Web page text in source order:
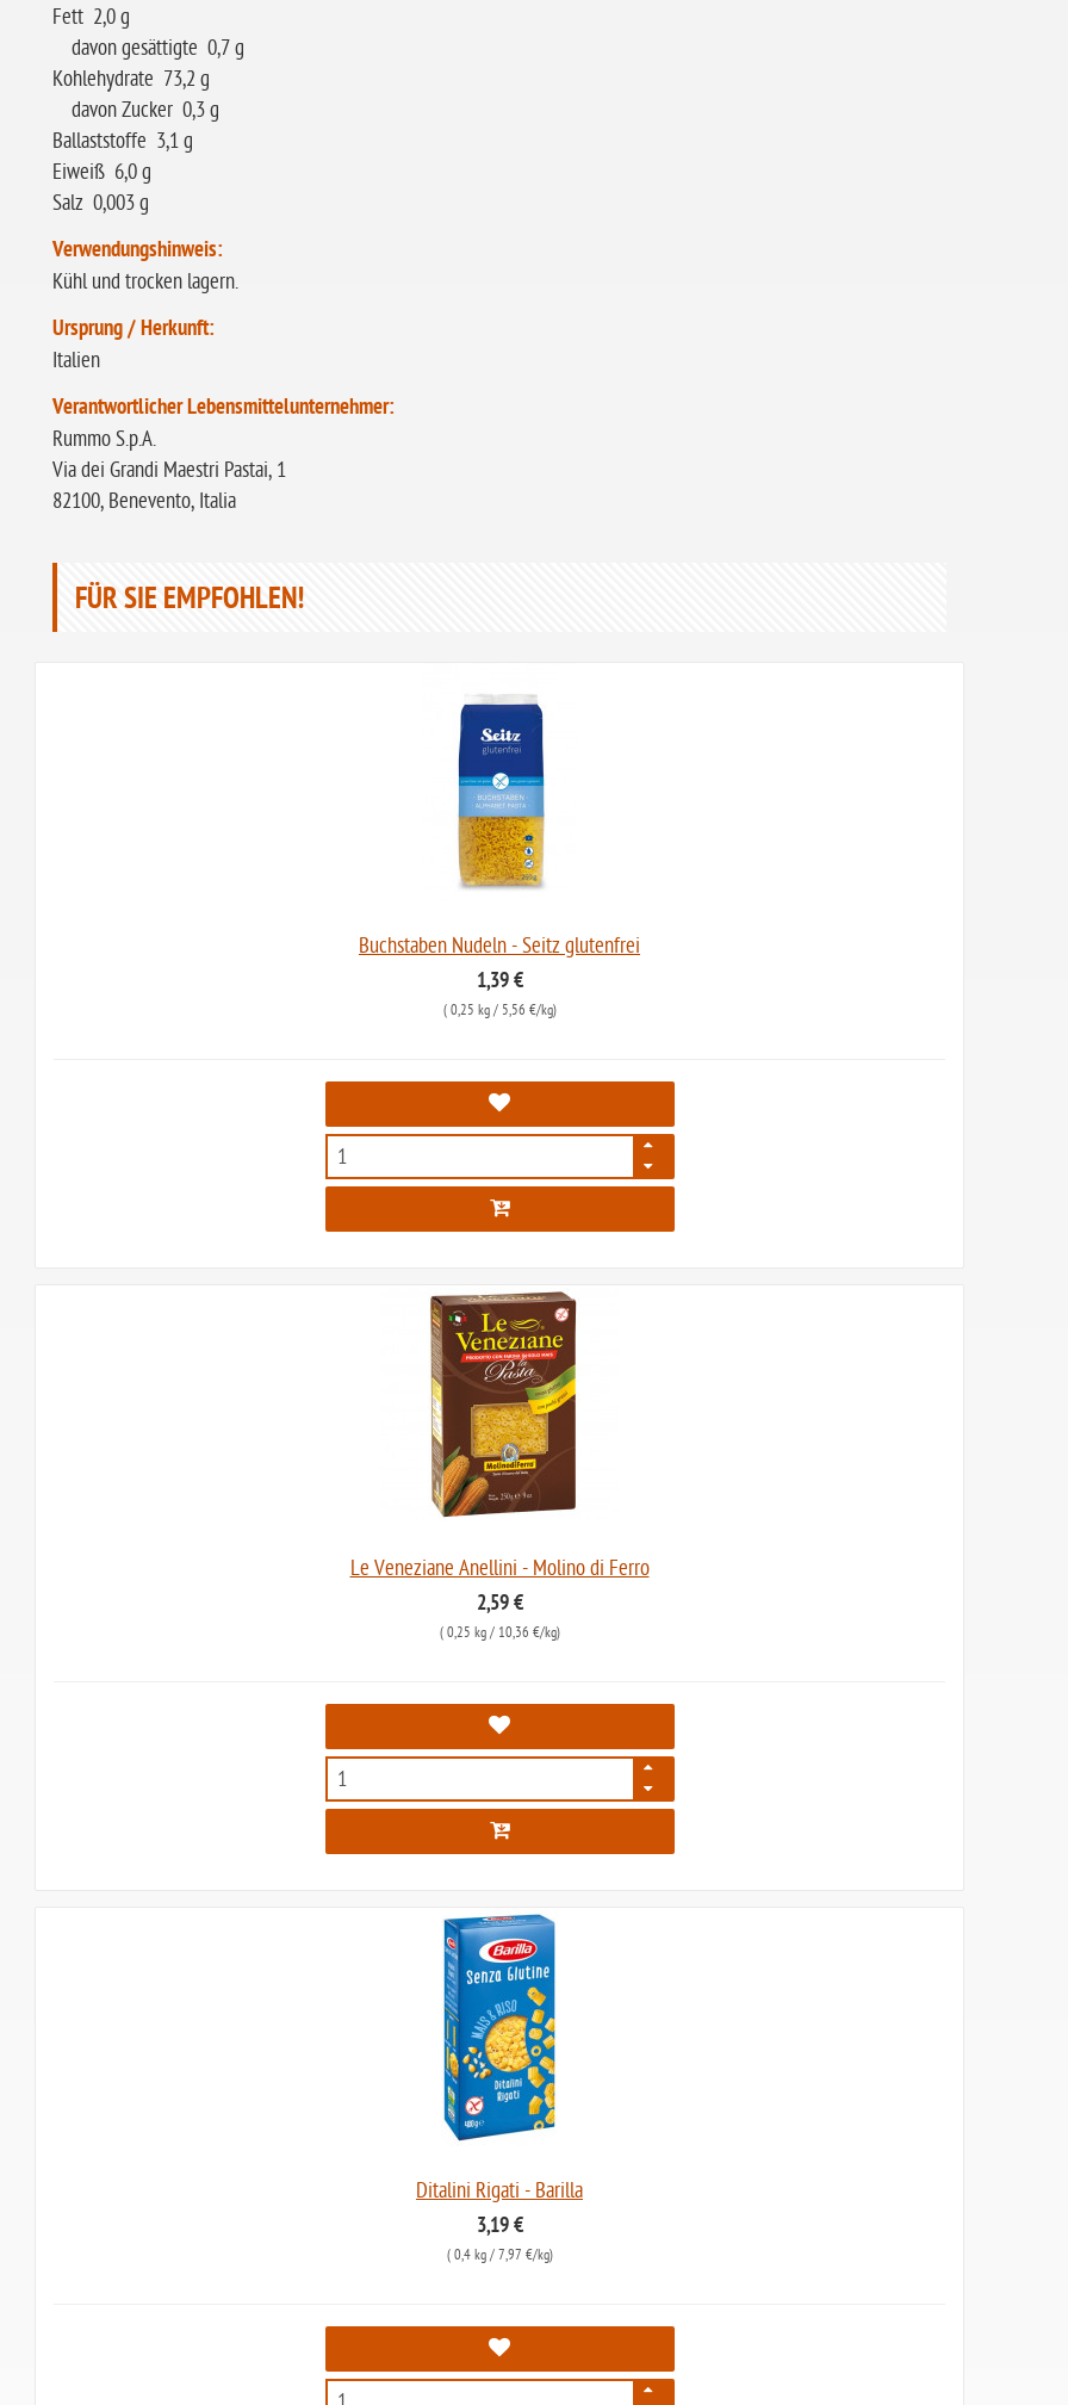
Fett 2,0 g
davon gesättigte 0,7 g
Kohlehydrate 73,2 g
davon Zucker 0,3 g
Ballaststoffe 3,1 g
Eiweiß 6,0 g
Salz 0,003 g
Verwendungshinweis:
Kühl und trocken lagern.
Ursprung / Herkunft:
Italien
Verantwortlicher Lebensmittelunternehmer:
Rummo S.p.A.
Via dei Grandi Maestri Pastai, 1
82100, Benevento, Italia
FÜR SIE EMPFOHLEN!
Buchstaben Nudeln - Seitz glutenfrei
1,39 €
( 0,25 kg/ 5,56 €/kg)
624
Le Veneziane Anellini - Molino di Ferro
2,59 €
( 0,25 kg/ 10,36 €/kg)
628
Ditalini Rigati - Barilla
3,19 €
( 0,4 kg/ 7,97 €/kg)